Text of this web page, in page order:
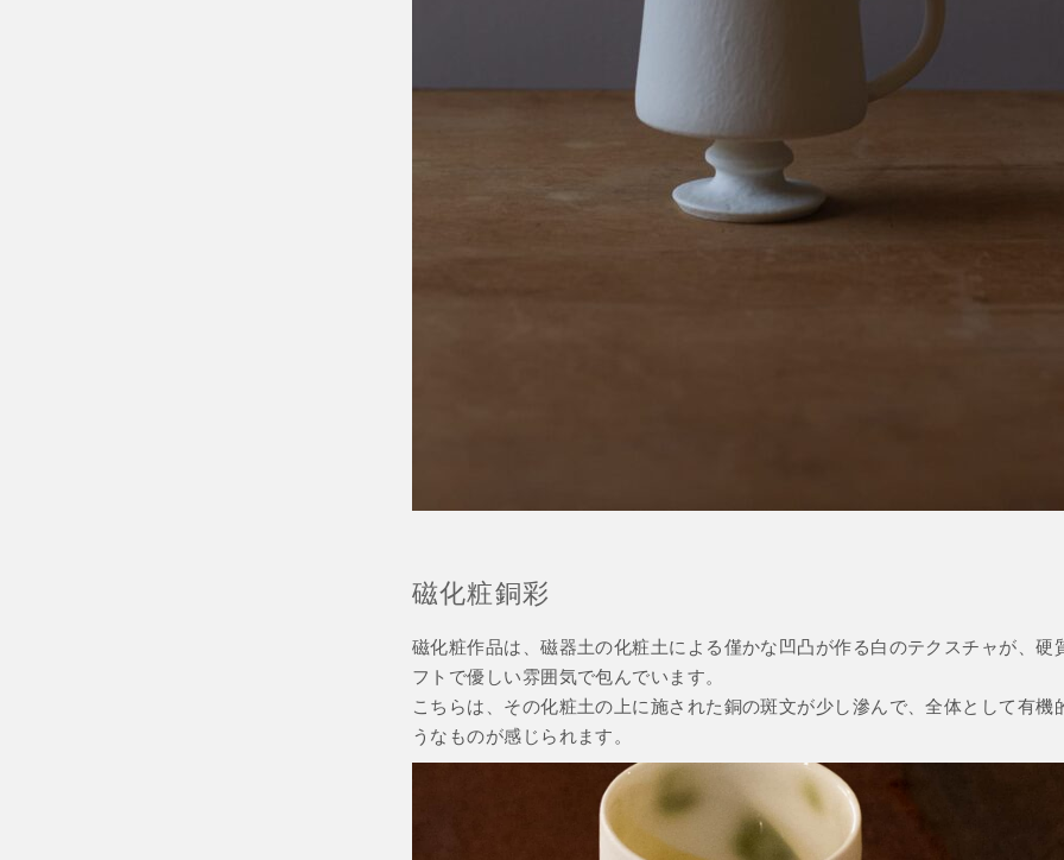
磁化粧銅彩
磁化粧作品は、磁器土の化粧土による僅かな凹凸が作る白のテクスチャが、硬
フトで優しい雰囲気で包んでいます。
こちらは、その化粧土の上に施された銅の斑文が少し滲んで、全体として有機
うなものが感じられます。